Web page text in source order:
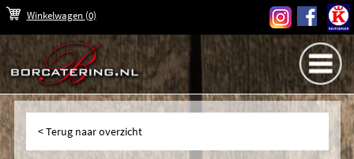
Winkelwagen (0)
Terug naar overzicht